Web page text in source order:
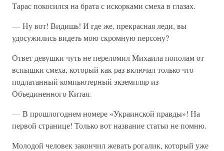
Тарас покосился на брата с искорками смеха в глазах.
— Ну вот! Видишь! И где же, прекрасная леди, вы
удосужились видеть мою скромную персону?
Ответ девушки чуть не переломил Михаила пополам от
вспышки смеха, который как раз включал только что
подлатанный компьютерный экземпляр из
Объединенного Китая.
— В прошлогоднем номере «Украинской правды»! На
первой странице! Только вот название статьи не помню.
Молодой человек закончил жевать рогалик, который уже